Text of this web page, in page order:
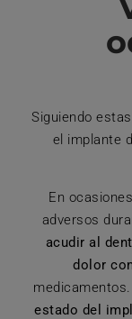
Siguiendo
el implante
En
adversos
acudir al
dolor
estado del